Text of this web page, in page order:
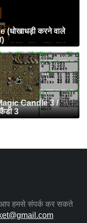
(धोखाधड़ी करने वाले
Candle 3 /
3
आप हमसे संपर्क कर सकते